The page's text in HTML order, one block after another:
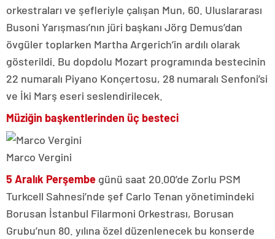
orkestraları ve şefleriyle çalışan Mun, 60. Uluslararası
Busoni Yarışması’nın jüri başkanı Jörg Demus’dan
övgüler toplarken Martha Argerich’in ardılı olarak
gösterildi. Bu dopdolu Mozart programında bestecinin
22 numaralı Piyano Konçertosu, 28 numaralı Senfoni’si
ve İki Marş eseri seslendirilecek.
Müziğin başkentlerinden üç besteci
Marco Vergini
5 Aralık Perşembe günü saat 20.00’de Zorlu PSM
Turkcell Sahnesi’nde şef Carlo Tenan yönetimindeki
Borusan İstanbul Filarmoni Orkestrası, Borusan
Grubu’nun 80. yılına özel düzenlenecek bu konserde